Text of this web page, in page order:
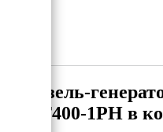
Дизель-
Т400-1РН в